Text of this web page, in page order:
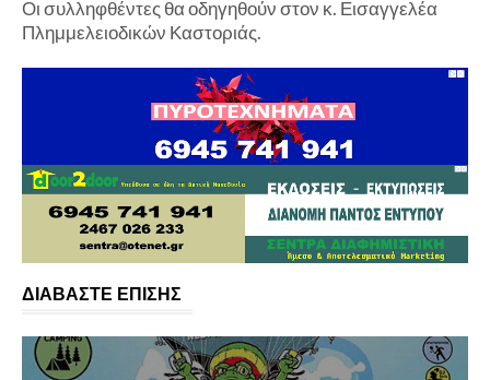
Οι συλληφθέντες θα οδηγηθούν στον κ. Εισαγγελέα
Πλημμελειοδικών Καστοριάς.
ΔΙΑΒΑΣΤΕ ΕΠΙΣΗΣ